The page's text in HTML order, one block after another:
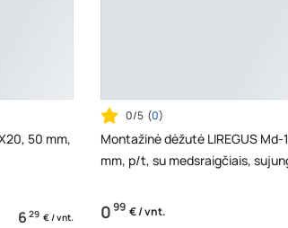
50 mm,
6 29 € / vnt.
0/5 (0)
Montažinė dėžutė LIREGUS Md-
mm, p/t, su medsraigčiais,
099 € / vnt.